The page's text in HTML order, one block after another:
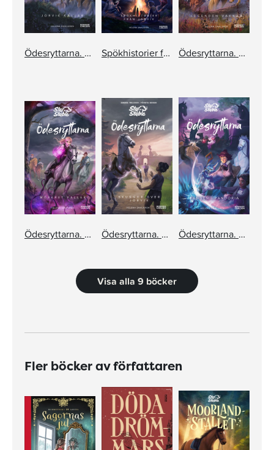
Ödesryttarna. Jorvik kallar Spökhistorier från Jorvik Ödesryttarna. Legenden vaknar
Ödesryttarna. Mörkret faller Ödesryttarna. Skuggor över Jorvik Ödesryttarna. Fången i Pandoria
Visa alla 9 böcker
Fler böcker av författaren